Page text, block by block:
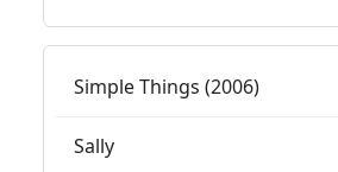
Simple Things (2006)
Sally